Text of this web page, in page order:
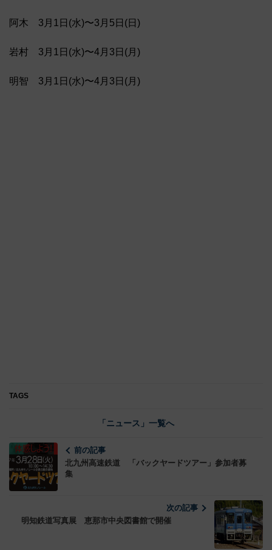
阿木 3月1日(水)〜3月5日(日)
岩村 3月1日(水)〜4月3日(月)
明智 3月1日(水)〜4月3日(月)
TAGS
「ニュース」一覧へ
前の記事
北九州高速鉄道 「バックヤードツアー」参加者募
集
次の記事
明知鉄道写真展 恵那市中央図書館で開催